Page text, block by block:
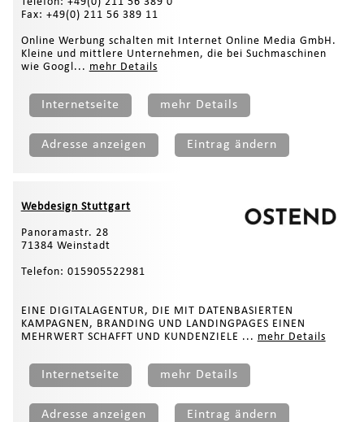
Fax: +49(0) 211 56 389 11
Online Werbung schalten mit Internet Online Media GmbH.
Kleine und mittlere Unternehmen, die bei Suchmaschinen
wie Googl... mehr Details
Internetseite mehr Details
Adresse anzeigen Eintrag ändern
Webdesign Stuttgart
Panoramastr. 28
71384 Weinstadt
Telefon: 015905522981
EINE DIGITALAGENTUR, DIE MIT DATENBASIERTEN
KAMPAGNEN, BRANDING UND LANDINGPAGES EINEN
MEHRWERT SCHAFFT UND KUNDENZIELE ... mehr Details
Internetseite mehr Details
Adresse anzeigen Eintrag ändern